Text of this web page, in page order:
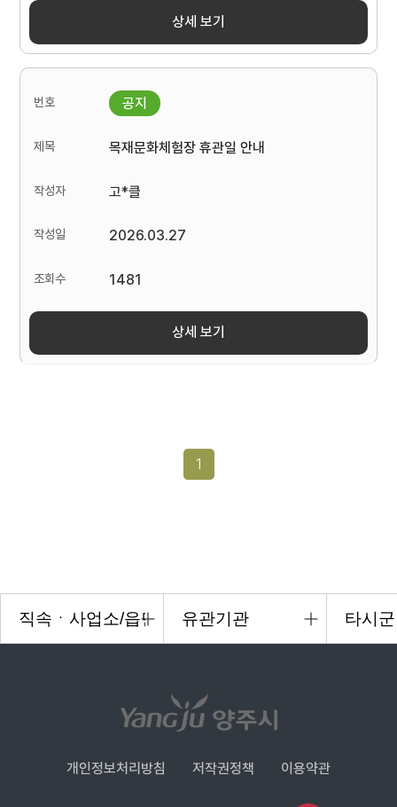
상세 보기
목재문화체험장 휴관일 안내
고*클
2026.03.27
1481
상세 보기
1
개인정보처리방침 저작권정책 이용약관